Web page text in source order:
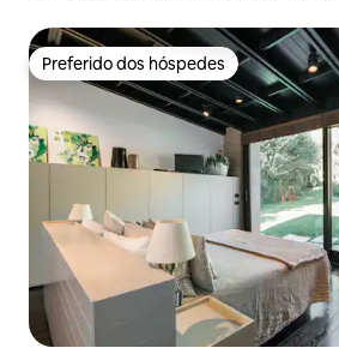
Preferido dos hóspedes
Preferido dos hóspedes